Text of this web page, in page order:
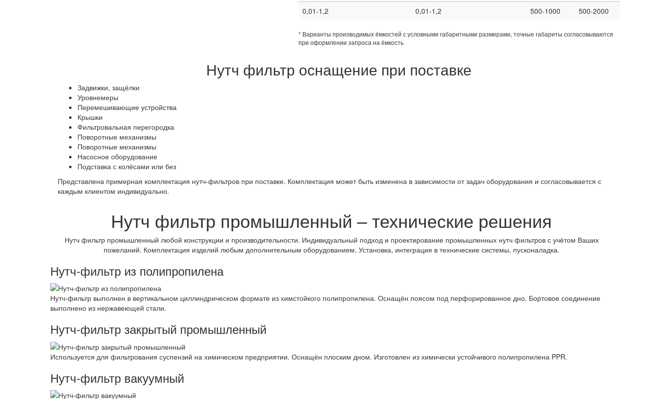
0,01-1,2
0,01-1,2 500-1000 500-2000
* Варианты производимых ёмкостей с условными габаритными размерами, точные габариты согласовываются
при оформлении запроса на ёмкость
Нутч фильтр оснащение при поставке
Задвижки, защёлки
Уровнемеры
Перемешивающие устройства
Крышки
Фильтровальная перегородка
Поворотные механизмы
Поворотные механизмы
Насосное оборудование
Подставка с колёсами или без
Представлена примерная комплектация нутч-фильтров при поставке. Комплектация может быть изменена в зависимости от задач оборудования и согласовывается с
каждым клиентом индивидуально.
Нутч фильтр промышленный – технические решения
Нутч фильтр промышленный любой конструкции и производительности. Индивидуальный подход и проектирование промышленных нутч фильтров с учётом Ваших
пожеланий. Комплектация изделий любым дополнительным оборудованием. Установка, интеграция в технические системы, пусконаладка.
Нутч-фильтр из полипропилена
Нутч-фильтр выполнен в вертикальном циллиндрическом формате из химстойкого полипропилена. Оснащён поясом под перфорированное дно. Бортовое соединение
выполнено из нержавеющей стали.
Нутч-фильтр закрытый промышленный
Используется для фильтрования суспензий на химическом предприятии. Оснащён плоским дном. Изготовлен из химически устойчивого полипропилена PPR.
Нутч-фильтр вакуумный